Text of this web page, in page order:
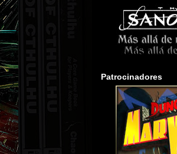
Patrocinadores